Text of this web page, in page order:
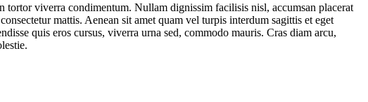
tortor viverra condimentum. Nullam dignissim facilisis nisl, accumsan placerat
mattis. Aenean sit amet quam vel turpis interdum sagittis et eget
quis eros cursus, viverra urna sed, commodo mauris. Cras diam arcu,